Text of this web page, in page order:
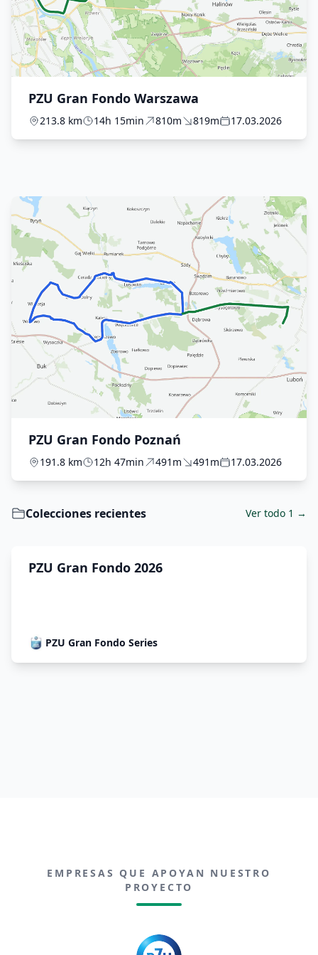
PZU Gran Fondo Warszawa
213.8 km 14h 15min 810m 819m 17.03.2026
PZU Gran Fondo Poznań
191.8 km 12h 47min 491m 491m 17.03.2026
Colecciones recientes Ver todo 1 →
PZU Gran Fondo 2026
PZU Gran Fondo Series
EMPRESAS QUE APOYAN NUESTRO
PROYECTO